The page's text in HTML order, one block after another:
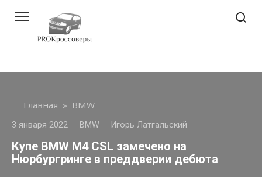
контенту
Главная » BMW
3 января 2022 BMW Игорь Латгальский
Купе BMW M4 CSL замечено на
Нюрбургринге в преддверии дебюта